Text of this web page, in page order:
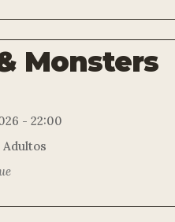
Monsters
- 22:00